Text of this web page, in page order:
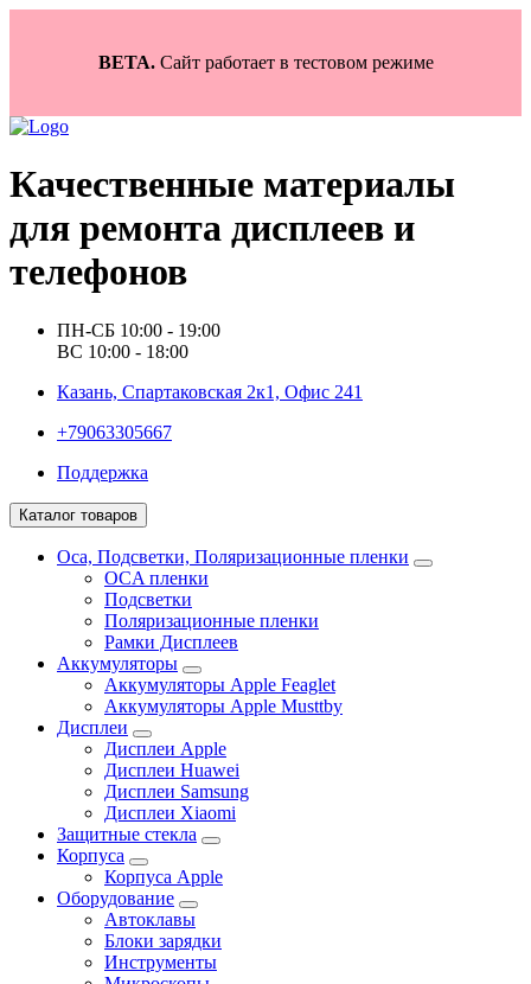
BETA.Сайт работает в тестовом режиме
Качественные материалы
для ремонта дисплеев и
телефонов
ПН-СБ 10:00 - 19:00
ВС 10:00 - 18:00
Казань, Спартаковская 2к1, Офис 241
+79063305667
Поддержка
Каталог товаров
Oca, Подсветки, Поляризационные пленки
OCA пленки
Подсветки
Поляризационные пленки
Рамки Дисплеев
Аккумуляторы
Аккумуляторы Apple Feaglet
Аккумуляторы Apple Musttby
Дисплеи
Дисплеи Apple
Дисплеи Huawei
Дисплеи Samsung
Дисплеи Xiaomi
Защитные стекла
Корпуса
Корпуса Apple
Оборудование
Автоклавы
Блоки зарядки
Инструменты